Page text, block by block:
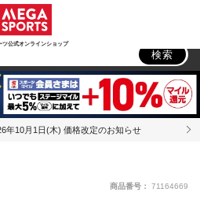
ツ公式オンラインショップ
検索
年10月1日(木) 価格改定のお知らせ
商品番号： 71164669